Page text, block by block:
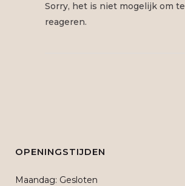
Sorry, het is niet mogelijk om te
reageren.
OPENINGSTIJDEN
Maandag: Gesloten